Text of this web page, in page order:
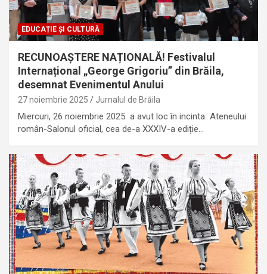
EDUCAȚIE ȘI CULTURĂ
RECUNOAȘTERE NAȚIONALĂ! Festivalul
Internațional „George Grigoriu” din Brăila,
desemnat Evenimentul Anului
27 noiembrie 2025 Jurnalul de Brăila
Miercuri, 26 noiembrie 2025 a avut loc în incinta Ateneului
român-Salonul oficial, cea de-a XXXIV-a ediție…